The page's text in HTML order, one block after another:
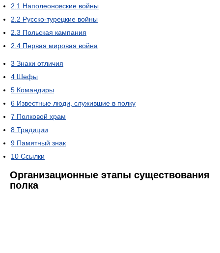
2.1 Наполеоновские войны
2.2 Русско-турецкие войны
2.3 Польская кампания
2.4 Первая мировая война
3 Знаки отличия
4 Шефы
5 Командиры
6 Известные люди, служившие в полку
7 Полковой храм
8 Традиции
9 Памятный знак
10 Ссылки
Организационные этапы существования
полка